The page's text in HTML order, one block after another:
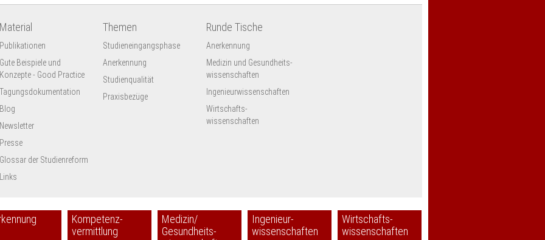
Material
Publikationen
Gute Beispiele und
Konzepte - Good Practice
Tagungsdokumentation
Blog
Newsletter
Presse
Glossar der Studienreform
Links
Themen
Studieneingangsphase
Anerkennung
Studienqualität
Praxisbezüge
Runde Tische
Anerkennung
Medizin und Gesundheits-
wissenschaften
Ingenieur­wissenschaften
Wirtschafts-
wissenschaften
Kompetenz-
vermittlung
Medizin/
Gesundheits-
Ingenieur-
wissenschaften
Wirtschafts-
wissenschaften